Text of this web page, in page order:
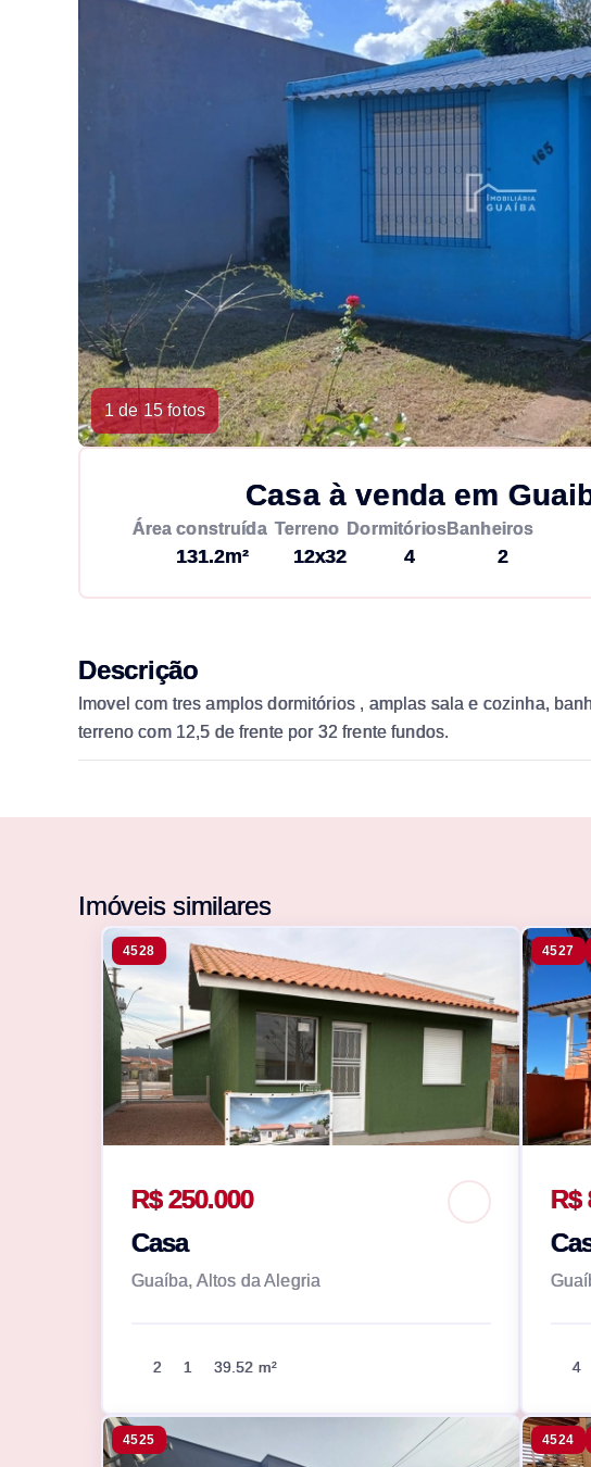
1 de 15 fotos
Casa à venda em
Área construída
131.2m²
Terreno
12x32
Dormitórios
4
Banheiros
2
Descrição
Imovel com tres amplos dormitórios , amplas sala e cozinha,
terreno com 12,5 de frente por 32 frente fundos.
Imóveis similares
4528
R$ 250.000
Casa
Guaíba, Altos da Alegria
2 1 39.52 m²
4527
R$
4
4525 4524